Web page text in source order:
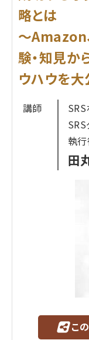
んできた事例を
プロフィール
株式会社キタ
安達 友昭氏
2008年に
ショッピング、
トークの立上
の後、NHN
フォーム「
壇させていた
とし、オート
の立上げに関
のリニューア
マーケティン
プラットフォ
に、お話しで
略とは
～Amazon
験・知見か
ウハウを
講師
執
田
こ